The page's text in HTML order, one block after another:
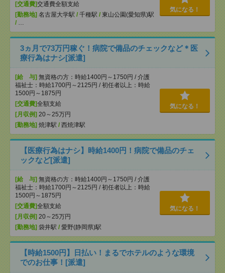
[交通費]交通費全額支給
[勤務地] 名古屋大学駅 / 千種駅 / 東山公園(愛知県)駅
/ …
気になる！
3ヵ月で73万円稼ぐ！病院で備品のチェックなど＊医
療行為はナシ[派遣]
[給 与] 無資格の方：時給1400円～1750円 / 介護
福祉士：時給1700円～2125円 / 初任者以上：時給
1500円～1875円
[交通費]全額支給
[月収例] 20～25万円
[勤務地] 焼津駅 / 西焼津駅
気になる！
【医療行為はナシ】時給1400円！病院で備品のチェ
ックなど[派遣]
[給 与] 無資格の方：時給1400円～1750円 / 介護
福祉士：時給1700円～2125円 / 初任者以上：時給
1500円～1875円
[交通費]全額支給
[月収例] 20～25万円
[勤務地] 袋井駅 / 愛野(静岡県)駅
気になる！
【時給1500円】日払い！まるでホテルのような環境
でのお仕事！[派遣]